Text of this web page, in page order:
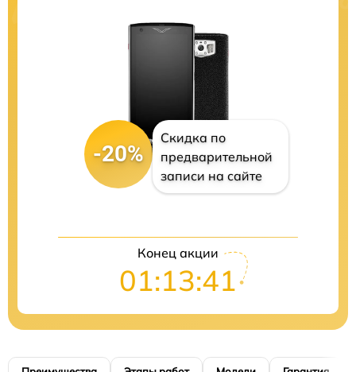
-20%
Скидка по
предварительной
записи на сайте
Конец акции
01:13:40